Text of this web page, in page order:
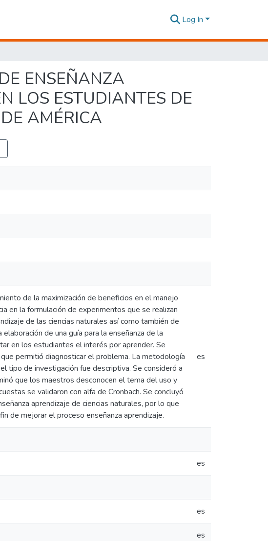
Log In
ENSEÑANZA
LOS ESTUDIANTES DE
AMÉRICA
de la maximización de beneficios en el manejo
en la formulación de experimentos que se realizan
de las ciencias naturales así como también de
de una guía para la enseñanza de la
en los estudiantes el interés por aprender. Se
permitió diagnosticar el problema. La metodología
tipo de investigación fue descriptiva. Se consideró a
que los maestros desconocen el tema del uso y
se validaron con alfa de Cronbach. Se concluyó
aprendizaje de ciencias naturales, por lo que
de mejorar el proceso enseñanza aprendizaje.
es
es
es
es